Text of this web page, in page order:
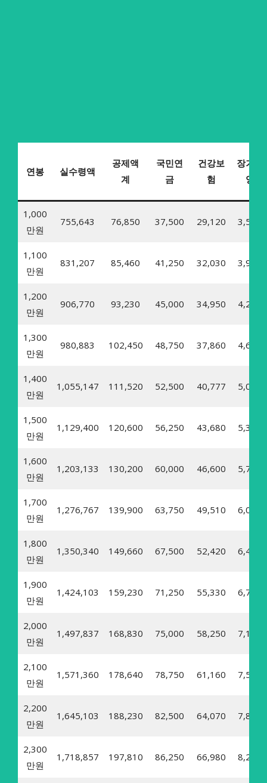
연봉 실수령액
공제액
계
국민연
금
건강보
험
장기요
양
1,000
만원
755,643 76,850 37,500 29,120 3,570
1,100
만원
831,207 85,460 41,250 32,030 3,930
1,200
만원
906,770 93,230 45,000 34,950 4,280
1,300
만원
980,883 102,450 48,750 37,860 4,640
1,400
만원
1,055,147 111,520 52,500 40,777 5,000
1,500
만원
1,129,400 120,600 56,250 43,680 5,350
1,600
만원
1,203,133 130,200 60,000 46,600 5,710
1,700
만원
1,276,767 139,900 63,750 49,510 6,070
1,800
만원
1,350,340 149,660 67,500 52,420 6,430
1,900
만원
1,424,103 159,230 71,250 55,330 6,780
2,000
만원
1,497,837 168,830 75,000 58,250 7,140
2,100
만원
1,571,360 178,640 78,750 61,160 7,500
2,200
만원
1,645,103 188,230 82,500 64,070 7,860
2,300
만원
1,718,857 197,810 86,250 66,980 8,210